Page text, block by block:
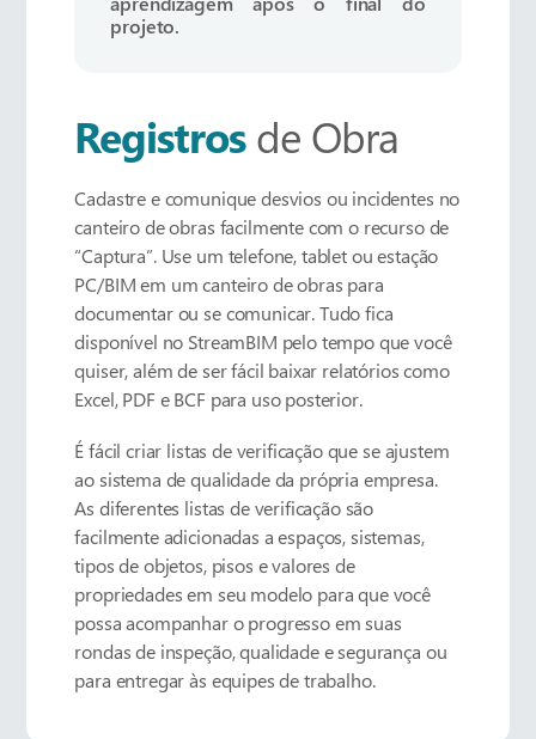
projeto.
Registros de Obra
Cadastre e comunique desvios ou incidentes no
canteiro de obras facilmente com o recurso de
“Captura”. Use um telefone, tablet ou estação
PC/BIM em um canteiro de obras para
documentar ou se comunicar. Tudo fica
disponível no StreamBIM pelo tempo que você
quiser, além de ser fácil baixar relatórios como
Excel, PDF e BCF para uso posterior.
É fácil criar listas de verificação que se ajustem
ao sistema de qualidade da própria empresa.
As diferentes listas de verificação são
facilmente adicionadas a espaços, sistemas,
tipos de objetos, pisos e valores de
propriedades em seu modelo para que você
possa acompanhar o progresso em suas
rondas de inspeção, qualidade e segurança ou
para entregar às equipes de trabalho.